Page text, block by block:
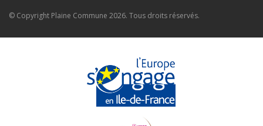
© Copyright Plaine Commune 2026. Tous droits réservés.